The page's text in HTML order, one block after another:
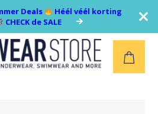
Deals
Héél véél korting
CHECK de SALE